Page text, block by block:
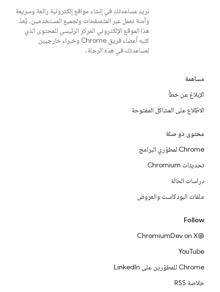
نريد مساعدتك في إنشاء مواقع إلكترونية رائعة وسريعة
وآمنة تعمل عبر المتصفحات ولجميع المستخدمين. يُعدّ
هذا الموقع الإلكتروني المركز الرئيسي للمحتوى الذي
كتبه أعضاء فريق Chrome وخبراء خارجيين
لمساعدتك في هذه الرحلة.
مساهمة
الإبلاغ عن خطأ
الاطّلاع على المشاكل المفتوحة
محتوى ذو صلة
Chrome لمطوّري البرامج
تحديثات Chromium
دراسات الحالة
ملفات البودكاست والعروض
Follow
@ChromiumDev on X
YouTube
Chrome للمطوّرين على LinkedIn
خلاصة RSS